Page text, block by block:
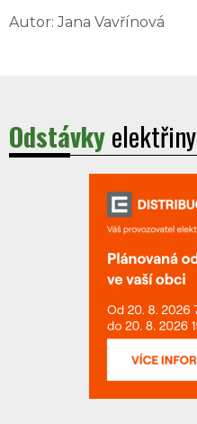
Autor: Jana Vavřínová
Odstávkyelektřiny